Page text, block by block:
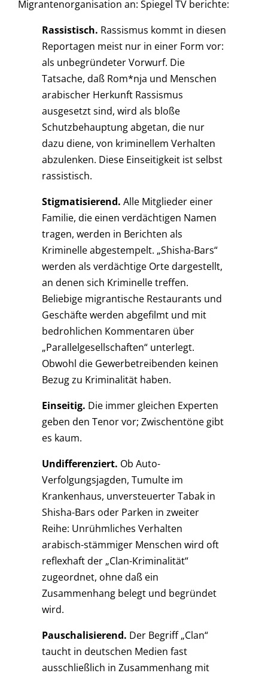
Migrantenorganisation an: Spiegel TV berichte:
Rassistisch. Rassismus kommt in diesen
Reportagen meist nur in einer Form vor:
als unbegründeter Vorwurf. Die
Tatsache, daß Rom*nja und Menschen
arabischer Herkunft Rassismus
ausgesetzt sind, wird als bloße
Schutzbehauptung abgetan, die nur
dazu diene, von kriminellem Verhalten
abzulenken. Diese Einseitigkeit ist selbst
rassistisch.
Stigmatisierend. Alle Mitglieder einer
Familie, die einen verdächtigen Namen
tragen, werden in Berichten als
Kriminelle abgestempelt. „Shisha-Bars“
werden als verdächtige Orte dargestellt,
an denen sich Kriminelle treffen.
Beliebige migrantische Restaurants und
Geschäfte werden abgefilmt und mit
bedrohlichen Kommentaren über
„Parallelgesellschaften“ unterlegt.
Obwohl die Gewerbetreibenden keinen
Bezug zu Kriminalität haben.
Einseitig. Die immer gleichen Experten
geben den Tenor vor; Zwischentöne gibt
es kaum.
Undifferenziert. Ob Auto-
Verfolgungsjagden, Tumulte im
Krankenhaus, unversteuerter Tabak in
Shisha-Bars oder Parken in zweiter
Reihe: Unrühmliches Verhalten
arabisch-stämmiger Menschen wird oft
reflexhaft der „Clan-Kriminalität“
zugeordnet, ohne daß ein
Zusammenhang belegt und begründet
wird.
Pauschalisierend. Der Begriff „Clan“
taucht in deutschen Medien fast
ausschließlich in Zusammenhang mit